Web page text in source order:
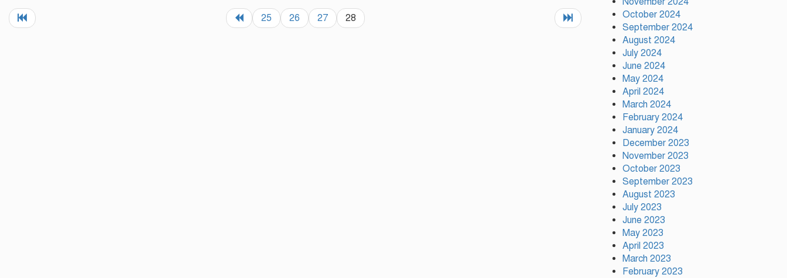
25 26 27 28
October 2024
September 2024
August 2024
July 2024
June 2024
May 2024
April 2024
March 2024
February 2024
January 2024
December 2023
November 2023
October 2023
September 2023
August 2023
July 2023
June 2023
May 2023
April 2023
March 2023
February 2023